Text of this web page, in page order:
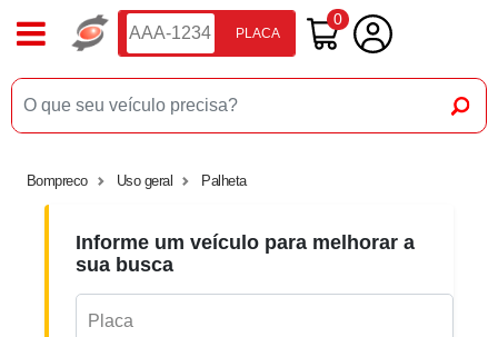
PLACA
0
Bompreco Uso geral Palheta
Informe um veículo para melhorar a
sua busca